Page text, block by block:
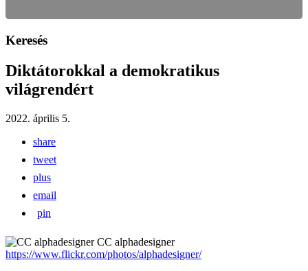
Keresés
Diktátorokkal a demokratikus
világrendért
2022. április 5.
share
tweet
plus
email
pin
CC alphadesigner
https://www.flickr.com/photos/alphadesigner/